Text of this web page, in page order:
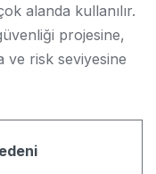
alanda kullanılır.
projesine,
ve risk seviyesine